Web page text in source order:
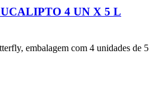
4 UN X 5 L
embalagem com 4 unidades de 5